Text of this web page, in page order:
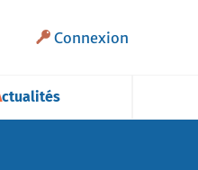
Connexion
Actualités